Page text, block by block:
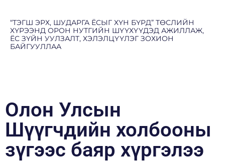
“ТЭГШ ЭРХ, ШУДАРГА ЁСЫГ ХҮН БҮРД” ТӨСЛИЙН
ХҮРЭЭНД ОРОН НУТГИЙН ШҮҮХҮҮДЭД АЖИЛЛАЖ,
ЁС ЗҮЙН УУЛЗАЛТ, ХЭЛЭЛЦҮҮЛЭГ ЗОХИОН
БАЙГУУЛЛАА
Олон Улсын
Шүүгчдийн холбооны
зүгээс баяр хүргэлээ